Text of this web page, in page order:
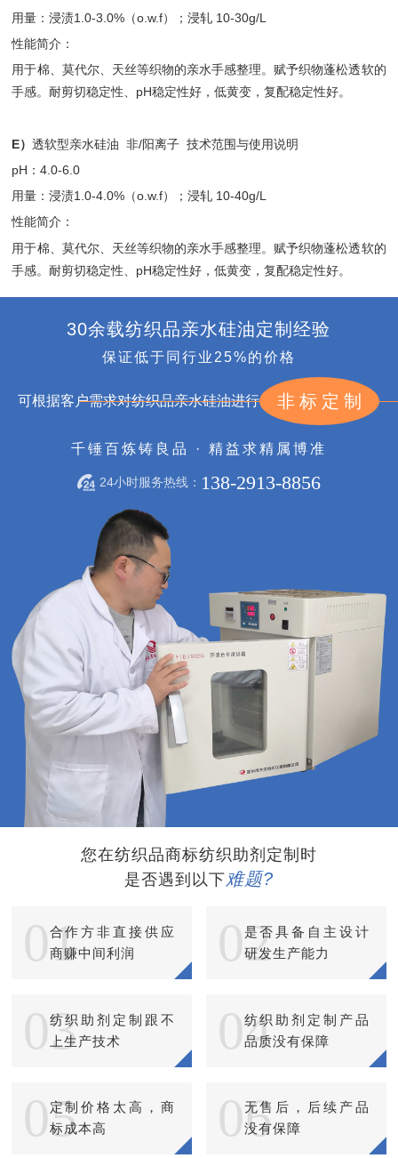
用量：浸渍1.0-3.0%（o.w.f）；浸轧 10-30g/L
性能简介：
用于棉、莫代尔、天丝等织物的亲水手感整理。赋予织物蓬松透软的
手感。耐剪切稳定性、pH稳定性好，低黄变，复配稳定性好。
E）透软型亲水硅油 非/阳离子 技术范围与使用说明
pH：4.0-6.0
用量：浸渍1.0-4.0%（o.w.f）；浸轧 10-40g/L
性能简介：
用于棉、莫代尔、天丝等织物的亲水手感整理。赋予织物蓬松透软的
手感。耐剪切稳定性、pH稳定性好，低黄变，复配稳定性好。
30余载纺织品亲水硅油定制经验
保证低于同行业25%的价格
可根据客户需求对纺织品亲水硅油进行 非标定制
千锤百炼铸良品 · 精益求精属博准
24小时服务热线： 138-2913-8856
您在纺织品商标纺织助剂定制时
是否遇到以下难题?
01
合作方非直接供应
商赚中间利润
02是否具备自主设计
研发生产能力
03
纺织助剂定制跟不
上生产技术
04
纺织助剂定制产品
品质没有保障
05定制价格太高，商
标成本高
06无售后，后续产品
没有保障